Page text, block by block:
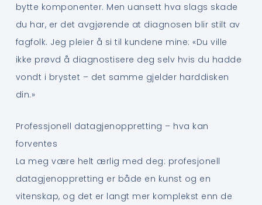
bytte komponenter. Men uansett hva slags skade
du har, er det avgjørende at diagnosen blir stilt av
fagfolk. Jeg pleier å si til kundene mine: «Du ville
ikke prøvd å diagnostisere deg selv hvis du hadde
vondt i brystet – det samme gjelder harddisken
din.»
Professjonell datagjenoppretting – hva kan
forventes
La meg være helt ærlig med deg: profesjonell
datagjenoppretting er både en kunst og en
vitenskap, og det er langt mer komplekst enn de